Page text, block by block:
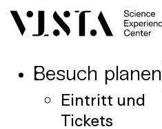
Besuch planen
Eintritt und
Tickets